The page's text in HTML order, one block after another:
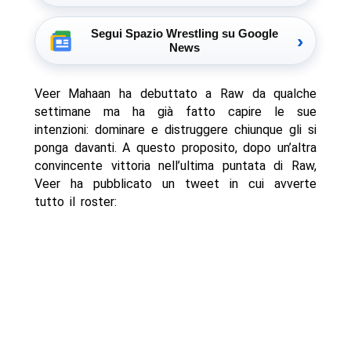
Segui Spazio Wrestling su Google
News
›
Veer Mahaan ha debuttato a Raw da qualche
settimane ma ha già fatto capire le sue
intenzioni: dominare e distruggere chiunque gli si
ponga davanti. A questo proposito, dopo un’altra
convincente vittoria nell’ultima puntata di Raw,
Veer ha pubblicato un tweet in cui avverte
tutto il roster: